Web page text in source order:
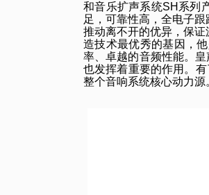
和音乐扩声系统SH系列
足，可靠性高，全电子
推动离不开的优异，保
造技术最优秀的基因，
率、卓越的音频性能。
也发挥着重要的作用。
整个音响系统核心动力源